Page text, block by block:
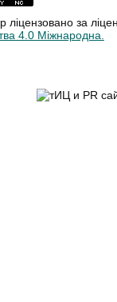
ліцензовано за
4.0 Міжнародна.